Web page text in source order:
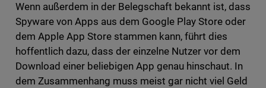
Wenn außerdem in der Belegschaft bekannt ist, dass
Spyware von Apps aus dem Google Play Store oder
dem Apple App Store stammen kann, führt dies
hoffentlich dazu, dass der einzelne Nutzer vor dem
Download einer beliebigen App genau hinschaut. In
dem Zusammenhang muss meist gar nicht viel Geld